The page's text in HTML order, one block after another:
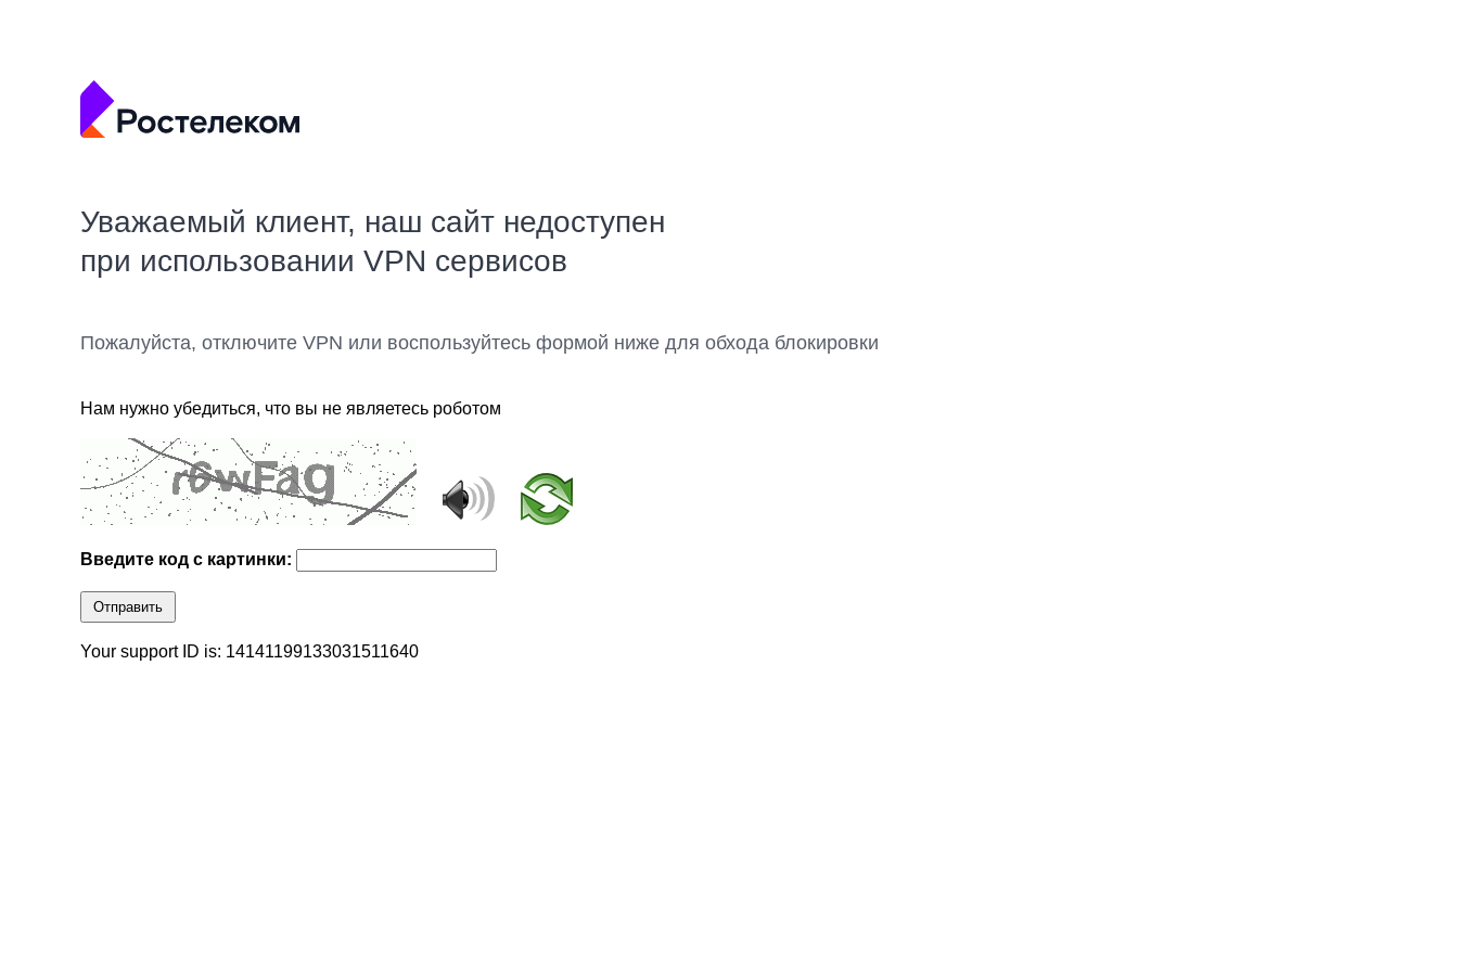
Уважаемый клиент, наш сайт недоступен
при использовании VPN сервисов
Пожалуйста, отключите VPN или воспользуйтесь формой ниже для обхода блокировки
Нам нужно убедиться, что вы не являетесь роботом
Введите код с картинки:
Отправить
Your support ID is: 14141199133031511640